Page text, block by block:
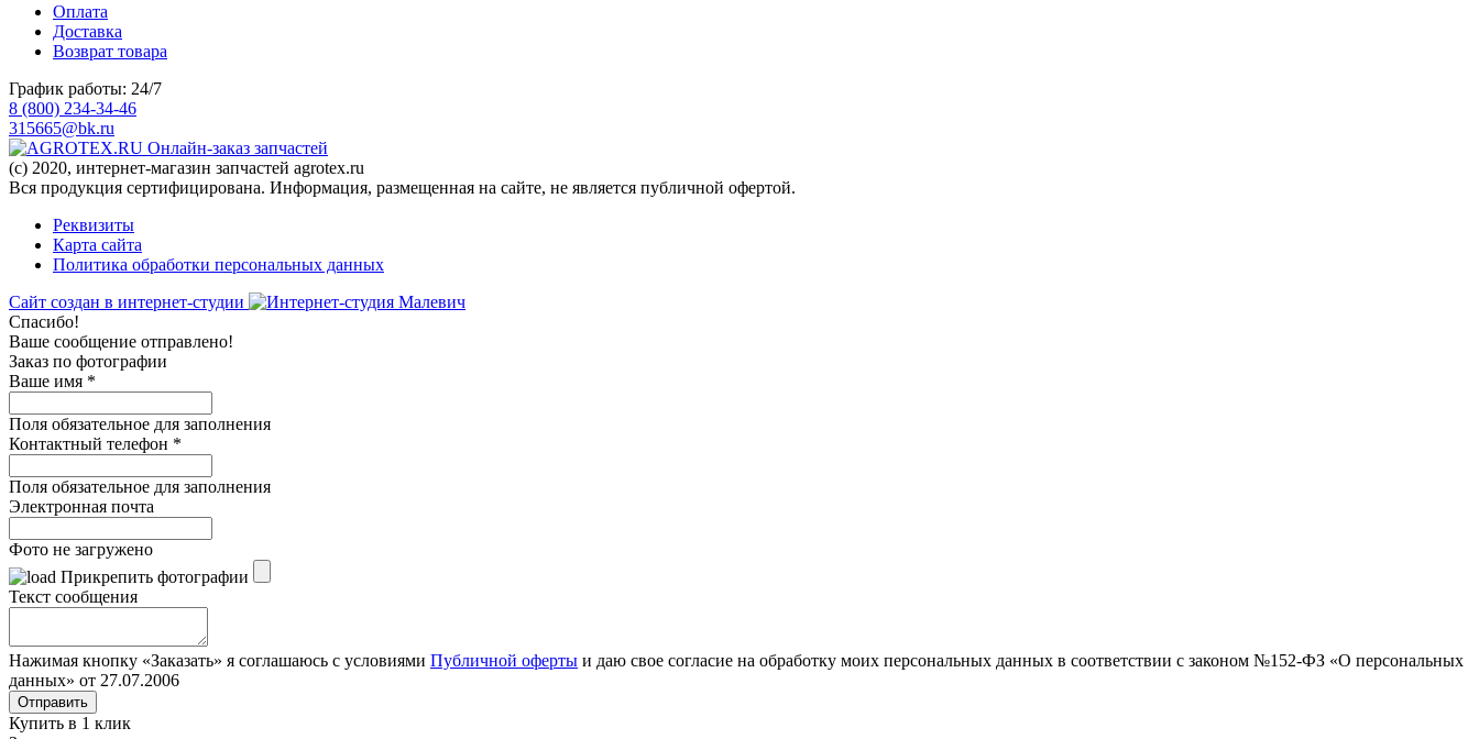
Оплата
Доставка
Возврат товара
График работы: 24/7
8 (800) 234-34-46
315665@bk.ru
Онлайн-заказ запчастей
(c) 2020, интернет-магазин запчастей agrotex.ru
Вся продукция сертифицирована. Информация, размещенная на сайте, не является публичной офертой.
Реквизиты
Карта сайта
Политика обработки персональных данных
Сайт создан в интернет-студии
Спасибо!
Ваше сообщение отправлено!
Заказ по фотографии
Ваше имя *
Поля обязательное для заполнения
Контактный телефон *
Поля обязательное для заполнения
Электронная почта
Фото не загружено
Прикрепить фотографии
Текст сообщения
Нажимая кнопку «Заказать» я соглашаюсь с условиями Публичной оферты и даю свое согласие на обработку моих персональных данных в соответствии с законом №152-ФЗ «О персональных
данных» от 27.07.2006
Отправить
Купить в 1 клик